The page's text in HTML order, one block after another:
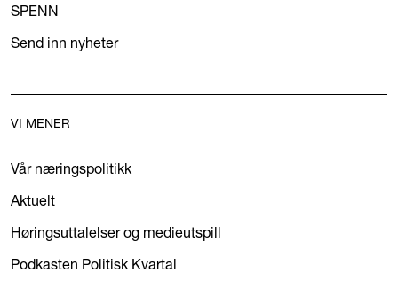
SPENN
Send inn nyheter
VI MENER
Vår næringspolitikk
Aktuelt
Høringsuttalelser og medieutspill
Podkasten Politisk Kvartal